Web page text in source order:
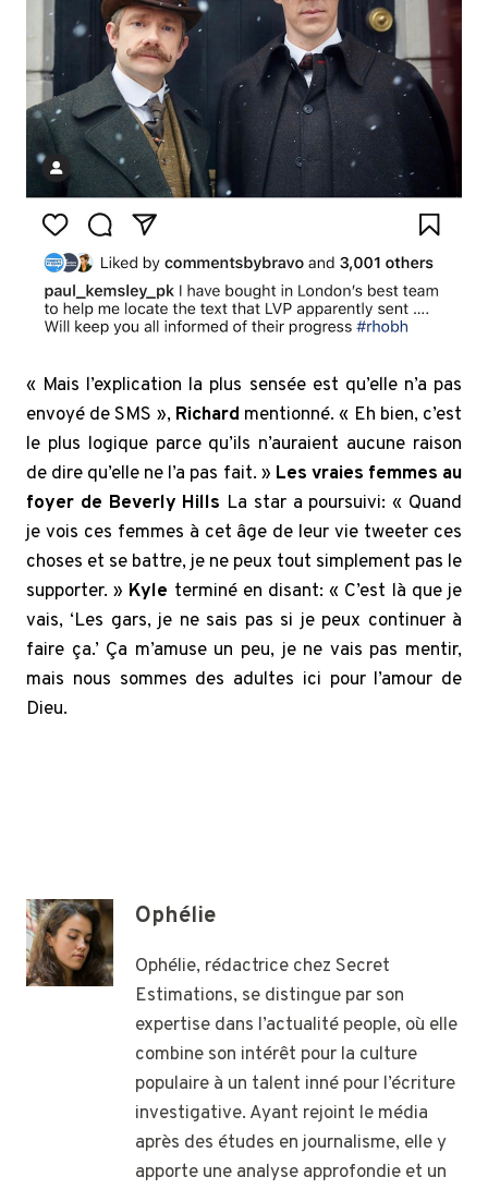
« Mais l’explication la plus sensée est qu’elle n’a pas
envoyé de SMS », Richard mentionné. « Eh bien, c’est
le plus logique parce qu’ils n’auraient aucune raison
de dire qu’elle ne l’a pas fait. » Les vraies femmes au
foyer de Beverly Hills La star a poursuivi: « Quand
je vois ces femmes à cet âge de leur vie tweeter ces
choses et se battre, je ne peux tout simplement pas le
supporter. » Kyle terminé en disant: « C’est là que je
vais, ‘Les gars, je ne sais pas si je peux continuer à
faire ça.’ Ça m’amuse un peu, je ne vais pas mentir,
mais nous sommes des adultes ici pour l’amour de
Dieu.
Ophélie
Ophélie, rédactrice chez Secret
Estimations, se distingue par son
expertise dans l’actualité people, où elle
combine son intérêt pour la culture
populaire à un talent inné pour l’écriture
investigative. Ayant rejoint le média
après des études en journalisme, elle y
apporte une analyse approfondie et un